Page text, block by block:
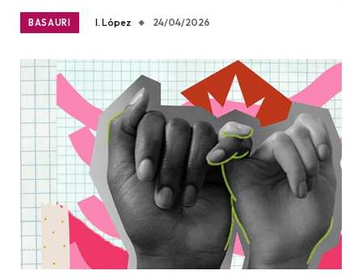
BASAURI I. López 24/04/2026